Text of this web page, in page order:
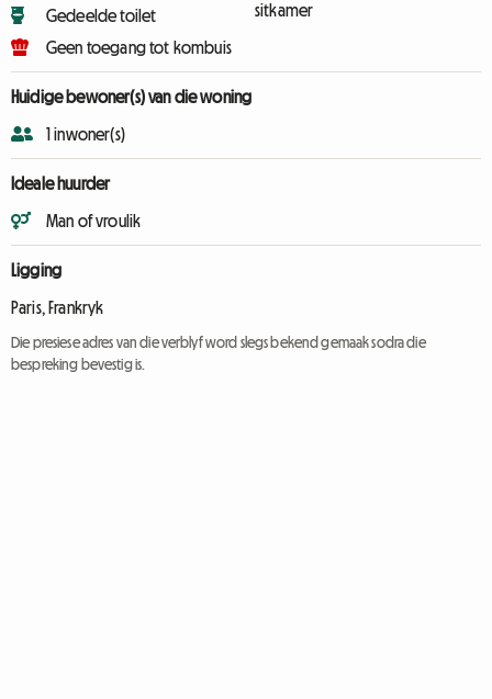
Gedeelde toilet
Geen toegang tot kombuis
sitkamer
Huidige bewoner(s) van die woning
1 inwoner(s)
Ideale huurder
Man of vroulik
Ligging
Paris, Frankryk
Die presiese adres van die verblyf word slegs bekend gemaak sodra die
bespreking bevestig is.